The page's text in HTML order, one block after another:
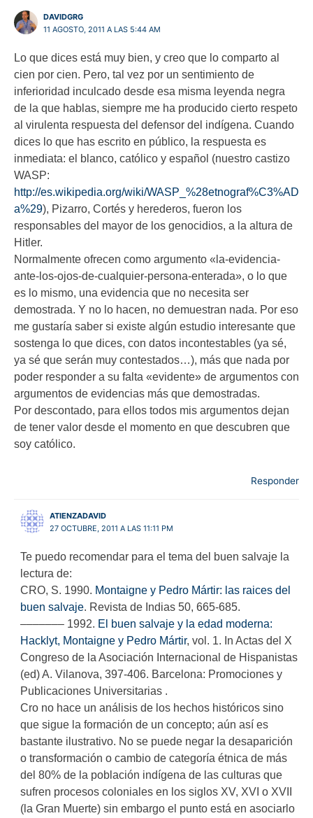
DAVIDGRG
11 AGOSTO, 2011 A LAS 5:44 AM
Lo que dices está muy bien, y creo que lo comparto al
cien por cien. Pero, tal vez por un sentimiento de
inferioridad inculcado desde esa misma leyenda negra
de la que hablas, siempre me ha producido cierto respeto
al virulenta respuesta del defensor del indígena. Cuando
dices lo que has escrito en público, la respuesta es
inmediata: el blanco, católico y español (nuestro castizo
WASP:
http://es.wikipedia.org/wiki/WASP_%28etnograf%C3%AD
a%29), Pizarro, Cortés y herederos, fueron los
responsables del mayor de los genocidios, a la altura de
Hitler.
Normalmente ofrecen como argumento «la-evidencia-
ante-los-ojos-de-cualquier-persona-enterada», o lo que
es lo mismo, una evidencia que no necesita ser
demostrada. Y no lo hacen, no demuestran nada. Por eso
me gustaría saber si existe algún estudio interesante que
sostenga lo que dices, con datos incontestables (ya sé,
ya sé que serán muy contestados…), más que nada por
poder responder a su falta «evidente» de argumentos con
argumentos de evidencias más que demostradas.
Por descontado, para ellos todos mis argumentos dejan
de tener valor desde el momento en que descubren que
soy católico.
Responder
ATIENZADAVID
27 OCTUBRE, 2011 A LAS 11:11 PM
Te puedo recomendar para el tema del buen salvaje la
lectura de:
CRO, S. 1990. Montaigne y Pedro Mártir: las raices del
buen salvaje. Revista de Indias 50, 665-685.
––––––– 1992. El buen salvaje y la edad moderna:
Hacklyt, Montaigne y Pedro Mártir, vol. 1. In Actas del X
Congreso de la Asociación Internacional de Hispanistas
(ed) A. Vilanova, 397-406. Barcelona: Promociones y
Publicaciones Universitarias .
Cro no hace un análisis de los hechos históricos sino
que sigue la formación de un concepto; aún así es
bastante ilustrativo. No se puede negar la desaparición
o transformación o cambio de categoría étnica de más
del 80% de la población indígena de las culturas que
sufren procesos coloniales en los siglos XV, XVI o XVII
(la Gran Muerte) sin embargo el punto está en asociarlo